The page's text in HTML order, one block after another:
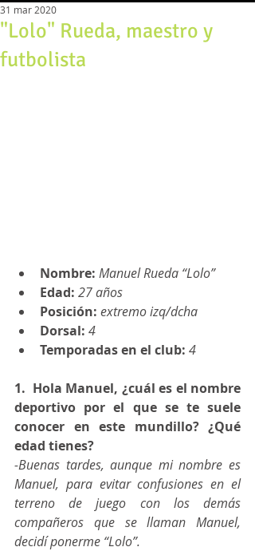
"Lolo" Rueda, maestro y
futbolista
31 mar 2020
Nombre: Manuel Rueda “Lolo”
Edad: 27 años
Posición: extremo izq/dcha
Dorsal: 4
Temporadas en el club: 4
1.  Hola Manuel, ¿cuál es el nombre
deportivo por el que se te suele
conocer en este mundillo? ¿Qué
edad tienes?
-Buenas tardes, aunque mi nombre es
Manuel, para evitar confusiones en el
terreno de juego con los demás
compañeros que se llaman Manuel,
decidí ponerme “Lolo”.